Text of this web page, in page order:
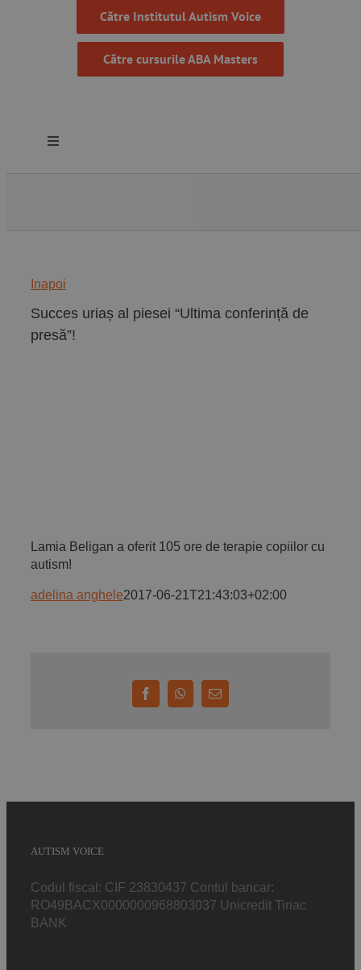
Către Institutul Autism Voice
Către cursurile ABA Masters
Toggle
Programe
Proiecte
Magazin
Inapoi
Succes uriaș al piesei “Ultima conferință de
presă”!
Lamia Beligan a oferit 105 ore de terapie copiilor cu
autism!
adelina anghele2017-06-21T21:43:03+02:00
FacebookWhatsApp
E-
AUTISM VOICE
Codul fiscal: CIF 23830437 Contul bancar:
RO49BACX0000000968803037 Unicredit Tiriac
BANK